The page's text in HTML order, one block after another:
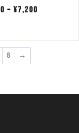
– ¥7,200
8 →